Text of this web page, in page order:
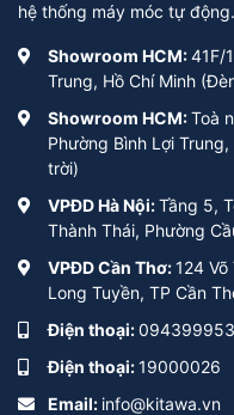
hệ thống máy móc tự động.
Showroom HCM:41F/
Trung, Hồ Chí Minh
Showroom HCM:Toà
Phường Bình Lợi
trời)
VPĐD Hà Nội:Tầng 5,
Thành Thái, Phường
VPĐD Cần Thơ:124 Võ
Long Tuyền, TP Cần
Điện thoại:
Điện thoại:19000026
Email: info@kitawa.vn